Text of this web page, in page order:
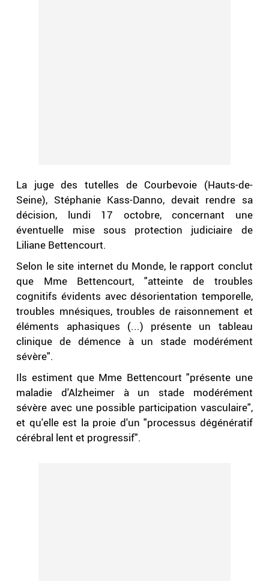
La juge des tutelles de Courbevoie (Hauts-de-
Seine), Stéphanie Kass-Danno, devait rendre sa
décision, lundi 17 octobre, concernant une
éventuelle mise sous protection judiciaire de
Liliane Bettencourt.
Selon le site internet du Monde, le rapport conclut
que Mme Bettencourt, "atteinte de troubles
cognitifs évidents avec désorientation temporelle,
troubles mnésiques, troubles de raisonnement et
éléments aphasiques (...) présente un tableau
clinique de démence à un stade modérément
sévère".
Ils estiment que Mme Bettencourt "présente une
maladie d'Alzheimer à un stade modérément
sévère avec une possible participation vasculaire",
et qu'elle est la proie d'un "processus dégénératif
cérébral lent et progressif".